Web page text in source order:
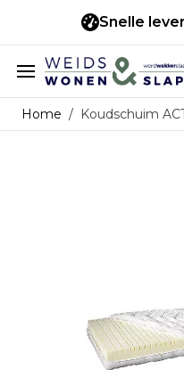
Snelle
Ga naar de inhoud
Home / Koudschuim